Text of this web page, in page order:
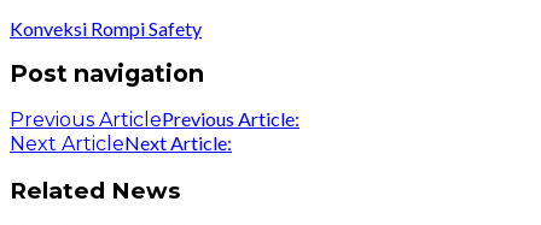
Konveksi Rompi Safety
Post navigation
Previous ArticlePrevious Article:
Next ArticleNext Article:
Related News